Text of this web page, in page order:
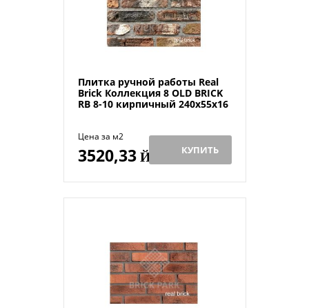
Плитка ручной работы Real
Brick Коллекция 8 OLD BRICK
RB 8-10 кирпичный 240х55х16
Цена за м2
3520,33Й КУПИТЬ